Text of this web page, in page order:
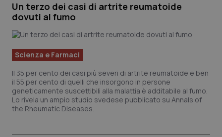
Un terzo dei casi di artrite reumatoide
dovuti al fumo
Scienza e Farmaci
Il 35 per cento dei casi più severi di artrite reumatoide e ben
il 55 per cento di quelli che insorgono in persone
geneticamente suscettibili alla malattia è additabile al fumo.
Lo rivela un ampio studio svedese pubblicato su Annals of
the Rheumatic Diseases.